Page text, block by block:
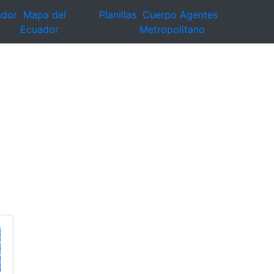
Mapa del
Ecuador
Planillas Cuerpo Agentes
Metropolitano